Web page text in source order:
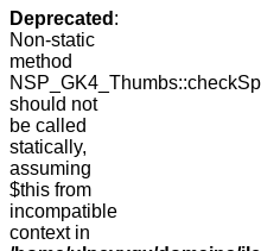
Deprecated :
Non-static
method
should not
be called
statically,
assuming
$this from
incompatible
context in